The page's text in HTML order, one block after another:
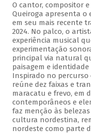
O cantor, compositor
Queiroga apresenta o
em seu mais recente
2024. No palco, o
experiência musical
experimentação
principal via natural
paisagem e
Inspirado no percurso
reúne dez faixas e
maracatu e frevo, em
contemporâneos e
faz menção às
cultura nordestina,
nordeste como parte